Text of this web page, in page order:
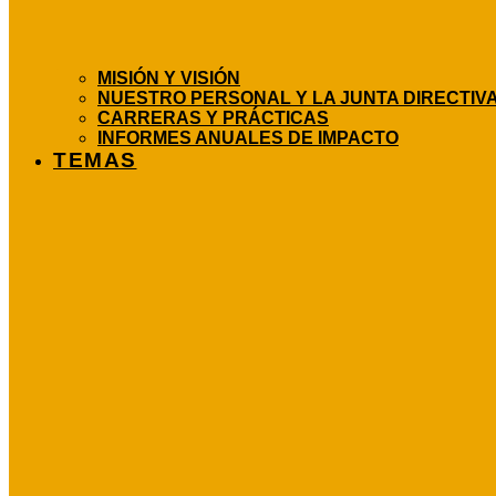
MISIÓN Y VISIÓN
NUESTRO PERSONAL Y LA JUNTA
CARRERAS Y PRÁCTICAS
INFORMES ANUALES DE IMPACTO
TEMAS